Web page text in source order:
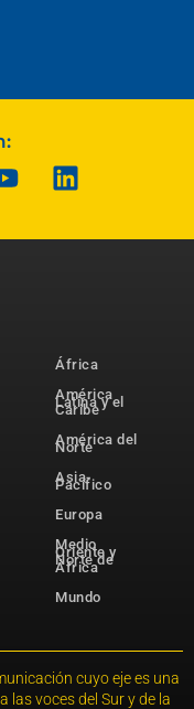
África
América
Latina y el
Caribe
América del
Norte
Asia-
Pacífico
Europa
Medio
Oriente y
Norte de
África
Mundo
cuyo eje es una
las voces del Sur y de la